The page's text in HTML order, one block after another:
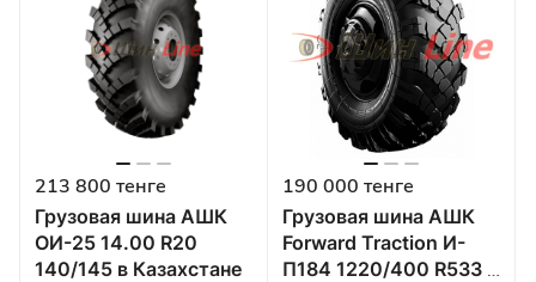
213 800 тенге
Грузовая шина АШК
ОИ-25 14.00 R20
140/145 в Казахстане
190 000 тенге
Грузовая шина АШК
Forward Traction И-
П184 1220/400 R533 в